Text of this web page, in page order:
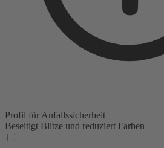
Profil für Anfallssicherheit
Beseitigt Blitze und reduziert Farben